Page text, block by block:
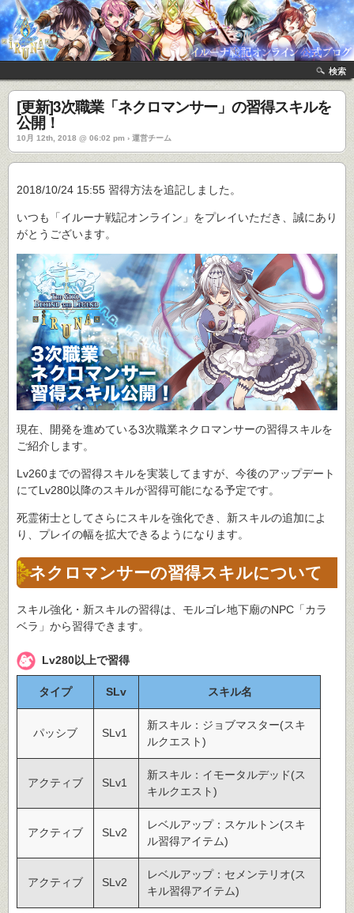
検索
[更新]3次職業「ネクロマンサー」の習得スキルを
公開！
10月 12th, 2018 @ 06:02 pm › 運営チーム
2018/10/24 15:55 習得方法を追記しました。
いつも「イルーナ戦記オンライン」をプレイいただき、誠にあり
がとうございます。
現在、開発を進めている3次職業ネクロマンサーの習得スキルを
ご紹介します。
Lv260までの習得スキルを実装してますが、今後のアップデート
にてLv280以降のスキルが習得可能になる予定です。
死霊術士としてさらにスキルを強化でき、新スキルの追加によ
り、プレイの幅を拡大できるようになります。
ネクロマンサーの習得スキルについて
スキル強化・新スキルの習得は、モルゴレ地下廟のNPC「カラ
ベラ」から習得できます。
Lv280以上で習得
タイプ SLv スキル名
パッシブ SLv1
新スキル：ジョブマスター(スキ
ルクエスト)
アクティブ SLv1
新スキル：イモータルデッド(ス
キルクエスト)
アクティブ SLv2
レベルアップ：スケルトン(スキ
ル習得アイテム)
アクティブ SLv2
レベルアップ：セメンテリオ(ス
キル習得アイテム)